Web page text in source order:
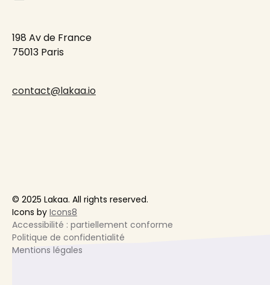
198 Av de France
75013 Paris
contact@lakaa.io
© 2025 Lakaa. All rights reserved.
Icons by Icons8
Accessibilité : partiellement conforme
Politique de confidentialité
Mentions légales